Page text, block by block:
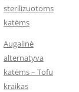
sterilizuotoms
katėms
Augalinė
alternatyva
katėms – Tofu
kraikas